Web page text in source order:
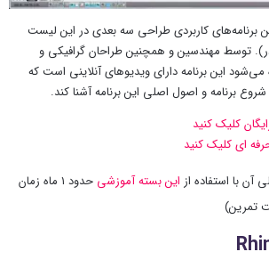
برنامه‌های کاربردی طراحی سه بعدی در این لیست
توسط مهندسین و همچنین طراحان گرافیکی و
این برنامه دارای ویدیوهای آنلاینی است که
برنامه و اصول اصلی این برنامه آشنا کند.
کلیک کنید
ای کلیک کنید
آن با استفاده از این بسته آموزشی
حدود ۱ ماه زمان